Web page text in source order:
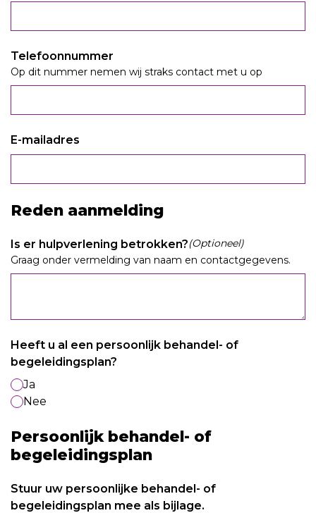
Telefoonnummer
Op dit nummer nemen wij straks contact met u op
E-mailadres
Reden aanmelding
Is er hulpverlening betrokken?(Optioneel)
Graag onder vermelding van naam en contactgegevens.
Heeft u al een persoonlijk behandel- of
begeleidingsplan?
Ja
Nee
Persoonlijk behandel- of
begeleidingsplan
Stuur uw persoonlijke behandel- of
begeleidingsplan mee als bijlage.